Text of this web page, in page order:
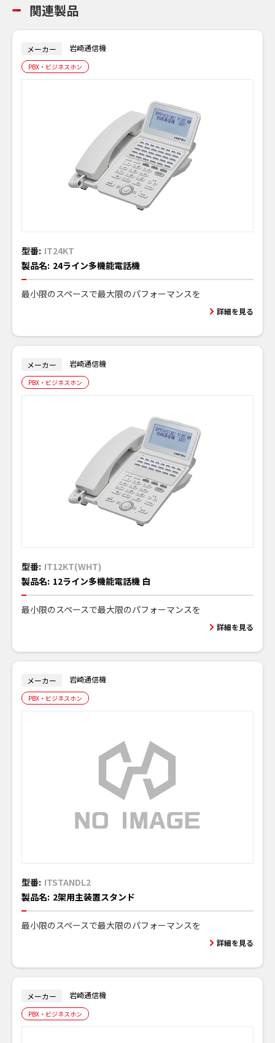
関連製品
メーカー 岩崎通信機
PBX・ビジネスホン
型番: IT24KT
製品名: 24ライン多機能電話機
最小限のスペースで最大限のパフォーマンスを
詳細を見る
メーカー 岩崎通信機
PBX・ビジネスホン
型番: IT12KT(WHT)
製品名: 12ライン多機能電話機 白
最小限のスペースで最大限のパフォーマンスを
詳細を見る
メーカー 岩崎通信機
PBX・ビジネスホン
型番: ITSTANDL2
製品名: 2架用主装置スタンド
最小限のスペースで最大限のパフォーマンスを
詳細を見る
メーカー 岩崎通信機
PBX・ビジネスホン